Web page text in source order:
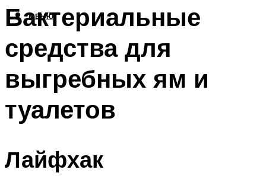
МЕНЮ
Бактериальные
средства для
выгребных ям и
туалетов
Лайфхак